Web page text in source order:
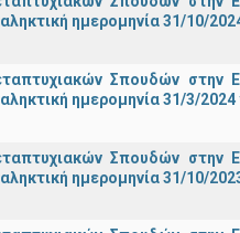
ημερομηνία 31/10/
Σπουδών στην
ημερομηνία 31/3/
Σπουδών στην
ημερομηνία 31/10/